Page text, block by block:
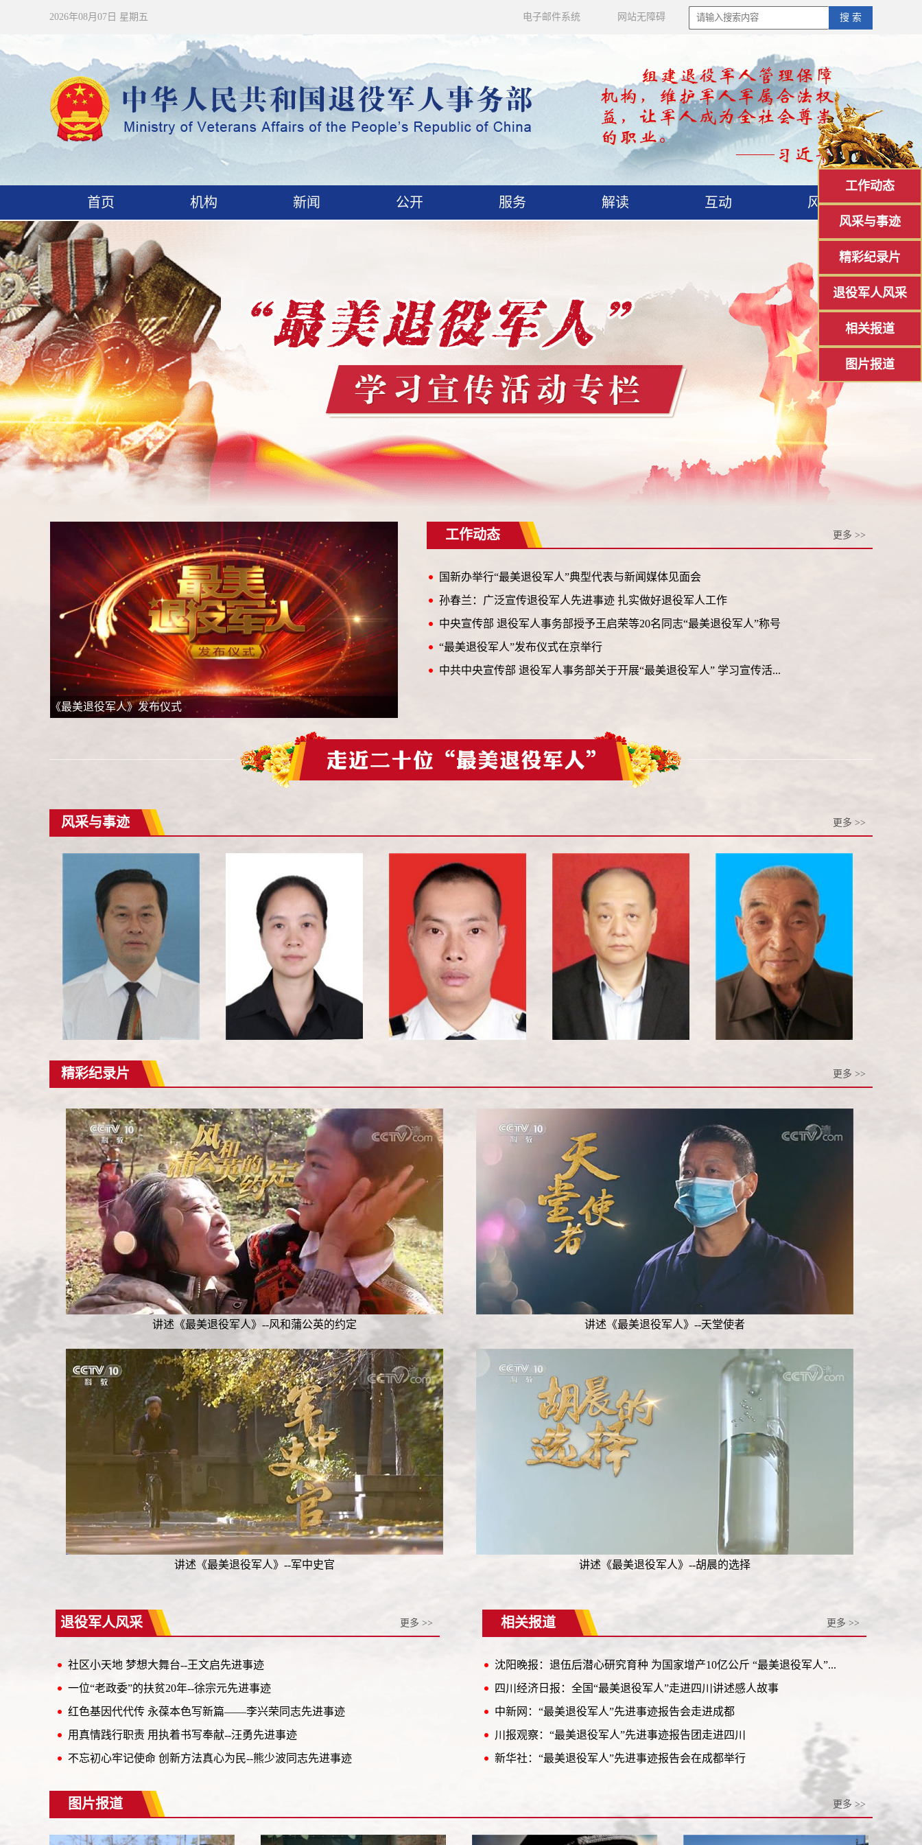
2026年08月07日 星期五 搜 索
电子邮件系统 网站无障碍
首页 机构 新闻 公开 服务 解读 互动 风采
工作动态
风采与事迹
精彩纪录片
退役军人风采
相关报道
图片报道
《最美退役军人》发布仪式
工作动态 更多 >>
国新办举行“最美退役军人”典型代表与新闻媒体见面会
孙春兰：广泛宣传退役军人先进事迹 扎实做好退役军人工作
中央宣传部 退役军人事务部授予王启荣等20名同志“最美退役军人”称号
“最美退役军人”发布仪式在京举行
中共中央宣传部 退役军人事务部关于开展“最美退役军人” 学习宣传活...
风采与事迹 更多 >>
精彩纪录片 更多 >>
讲述《最美退役军人》--风和蒲公英的约定 讲述《最美退役军人》--天堂使者
讲述《最美退役军人》--军中史官 讲述《最美退役军人》--胡晨的选择
退役军人风采 更多 >>
社区小天地 梦想大舞台--王文启先进事迹
一位“老政委”的扶贫20年--徐宗元先进事迹
红色基因代代传 永葆本色写新篇——李兴荣同志先进事迹
用真情践行职责 用执着书写奉献--汪勇先进事迹
不忘初心牢记使命 创新方法真心为民--熊少波同志先进事迹
相关报道 更多 >>
沈阳晚报：退伍后潜心研究育种 为国家增产10亿公斤 “最美退役军人”...
四川经济日报：全国“最美退役军人”走进四川讲述感人故事
中新网：“最美退役军人”先进事迹报告会走进成都
川报观察：“最美退役军人”先进事迹报告团走进四川
新华社：“最美退役军人”先进事迹报告会在成都举行
图片报道 更多 >>